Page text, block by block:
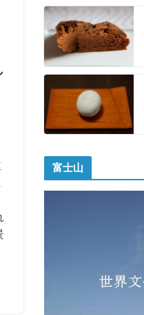
富士山